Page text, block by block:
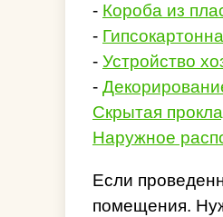
- Короба из
-
- Устройство
-
Скрытая
Наружное
Если
помещения.